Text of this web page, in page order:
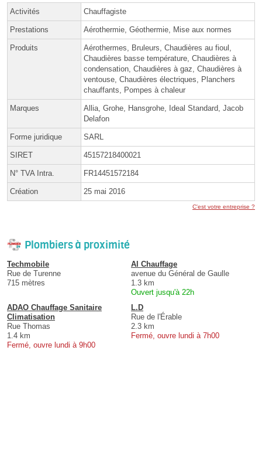
Activités Chauffagiste
Prestations Aérothermie, Géothermie, Mise aux normes
Produits
Aérothermes, Bruleurs, Chaudières au fioul,
Chaudières basse température, Chaudières à
condensation, Chaudières à gaz, Chaudières à
ventouse, Chaudières électriques, Planchers
chauffants, Pompes à chaleur
Marques
Allia, Grohe, Hansgrohe, Ideal Standard, Jacob
Delafon
Forme juridique SARL
SIRET 45157218400021
N° TVA Intra. FR14451572184
Création 25 mai 2016
C'est votre entreprise ?
Plombiers à proximité
Techmobile
Rue de Turenne
715 mètres
Al Chauffage
avenue du Général de Gaulle
1.3 km
Ouvert jusqu'à 22h
ADAO Chauffage Sanitaire
Climatisation
Rue Thomas
1.4 km
Fermé, ouvre lundi à 9h00
L.D
Rue de l'Érable
2.3 km
Fermé, ouvre lundi à 7h00